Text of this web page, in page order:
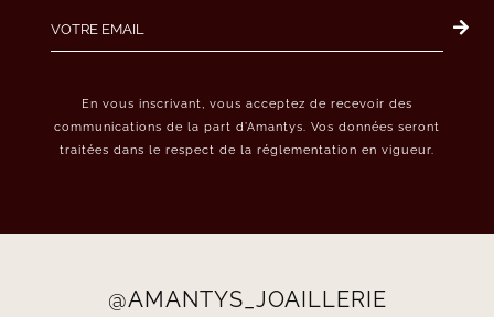
En vous inscrivant, vous acceptez de recevoir des
communications de la part d’Amantys. Vos données seront
traitées dans le respect de la réglementation en vigueur.
@AMANTYS_JOAILLERIE